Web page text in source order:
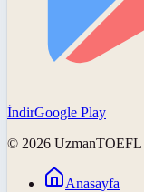
İndirGoogle Play
© 2026 UzmanTOEFL
Anasayfa